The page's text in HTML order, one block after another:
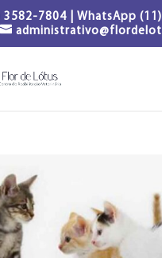
3582-7804 | WhatsApp